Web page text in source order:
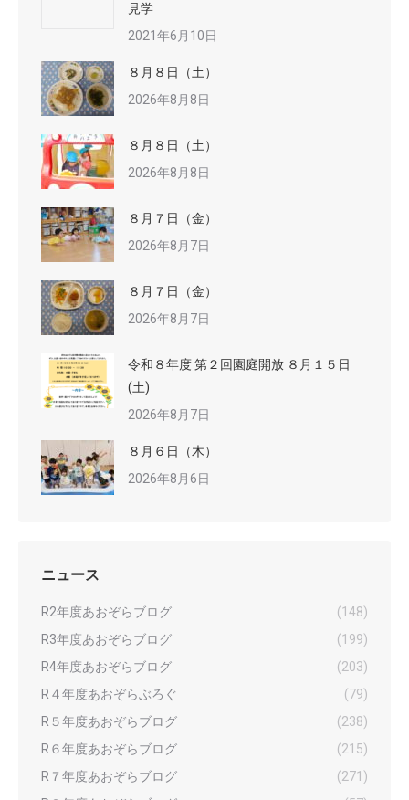
見学
2021年6月10日
８月８日（土）
2026年8月8日
８月８日（土）
2026年8月8日
８月７日（金）
2026年8月7日
８月７日（金）
2026年8月7日
令和８年度 第２回園庭開放 ８月１５日
(土)
2026年8月7日
８月６日（木）
2026年8月6日
ニュース
R2年度あおぞらブログ
(148)
R3年度あおぞらブログ
(199)
R4年度あおぞらブログ
(203)
R４年度あおぞらぶろぐ
(79)
R５年度あおぞらブログ
(238)
R６年度あおぞらブログ
(215)
R７年度あおぞらブログ
(271)